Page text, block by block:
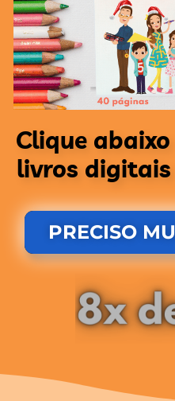
Clique
livros
PRECISO